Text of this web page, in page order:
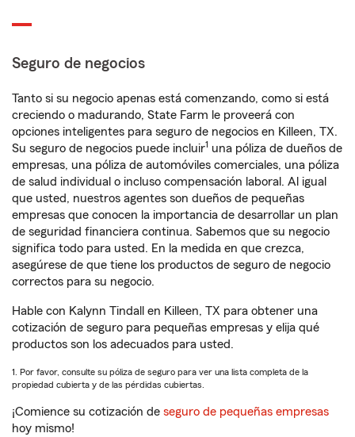
Seguro de negocios
Tanto si su negocio apenas está comenzando, como si está
creciendo o madurando, State Farm le proveerá con
opciones inteligentes para seguro de negocios en Killeen, TX.
Su seguro de negocios puede incluir1 una póliza de dueños de
empresas, una póliza de automóviles comerciales, una póliza
de salud individual o incluso compensación laboral. Al igual
que usted, nuestros agentes son dueños de pequeñas
empresas que conocen la importancia de desarrollar un plan
de seguridad financiera continua. Sabemos que su negocio
significa todo para usted. En la medida en que crezca,
asegúrese de que tiene los productos de seguro de negocio
correctos para su negocio.
Hable con Kalynn Tindall en Killeen, TX para obtener una
cotización de seguro para pequeñas empresas y elija qué
productos son los adecuados para usted.
1. Por favor, consulte su póliza de seguro para ver una lista completa de la
propiedad cubierta y de las pérdidas cubiertas.
¡Comience su cotización de seguro de pequeñas empresas
hoy mismo!